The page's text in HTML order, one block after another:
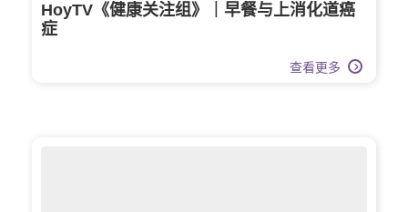
HoyTV《健康关注组》｜早餐与上消化道癌
症
查看更多